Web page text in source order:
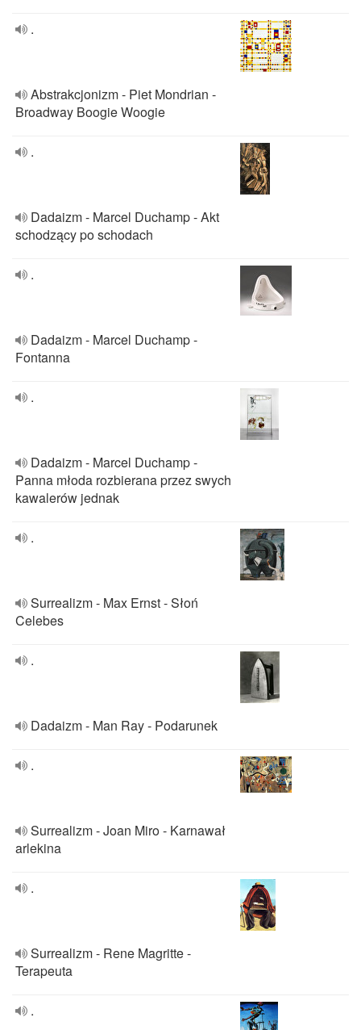
.
Abstrakcjonizm - Piet Mondrian -
Broadway Boogie Woogie
.
Dadaizm - Marcel Duchamp - Akt
schodzący po schodach
.
Dadaizm - Marcel Duchamp -
Fontanna
.
Dadaizm - Marcel Duchamp -
Panna młoda rozbierana przez swych
kawalerów jednak
.
Surrealizm - Max Ernst - Słoń
Celebes
.
Dadaizm - Man Ray - Podarunek
.
Surrealizm - Joan Miro - Karnawał
arlekina
.
Surrealizm - Rene Magritte -
Terapeuta
.